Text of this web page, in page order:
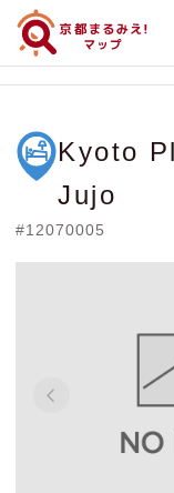
Kyoto
Jujo
#12070005